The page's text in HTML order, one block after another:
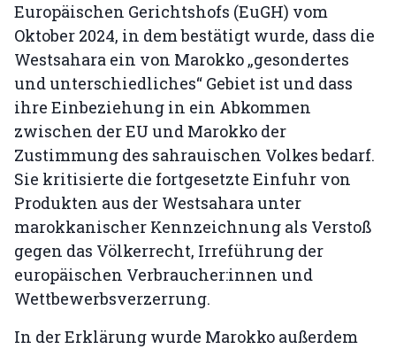
Europäischen Gerichtshofs (EuGH) vom
Oktober 2024, in dem bestätigt wurde, dass die
Westsahara ein von Marokko „gesondertes
und unterschiedliches“ Gebiet ist und dass
ihre Einbeziehung in ein Abkommen
zwischen der EU und Marokko der
Zustimmung des sahrauischen Volkes bedarf.
Sie kritisierte die fortgesetzte Einfuhr von
Produkten aus der Westsahara unter
marokkanischer Kennzeichnung als Verstoß
gegen das Völkerrecht, Irreführung der
europäischen Verbraucher:innen und
Wettbewerbsverzerrung.
In der Erklärung wurde Marokko außerdem